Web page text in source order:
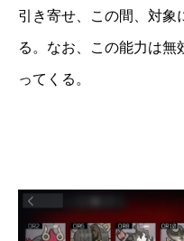
引き寄せ、この間、対象
る。なお、この能力は無
ってくる。